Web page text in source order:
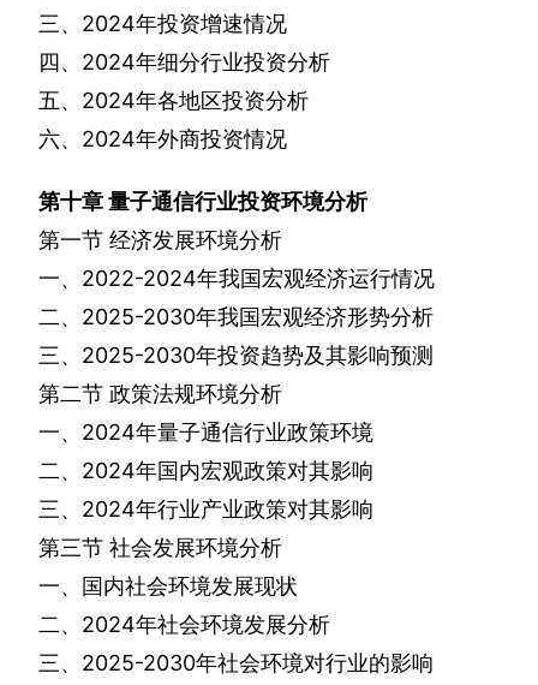
三、 2024年投资增速情况
四、 2024年细分行业投资分析
五、 2024年各地区投资分析
六、 2024年外商投资情况
第十章量子通信行业投资环境分析
第一节 经济发展环境分析
一、 2022-2024年我国宏观经济运行情况
二、 2025-2030年我国宏观经济形势分析
三、 2025-2030年投资趋势及其影响预测
第二节 政策法规环境分析
一、 2024年量子通信行业政策环境
二、 2024年国内宏观政策对其影响
三、 2024年行业产业政策对其影响
第三节 社会发展环境分析
一、国内社会环境发展现状
二、 2024年社会环境发展分析
三、 2025-2030年社会环境对行业的影响